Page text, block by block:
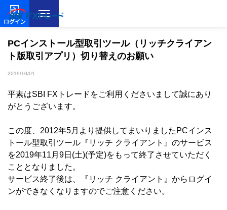
ログイン
PCインストール型取引ツール（リッチクライアン
ト版取引アプリ）切り替えのお願い
2019/10/01
平素はSBI FXトレードをご利用くださいまして誠にあり
がとうございます。
この度、2012年5月より提供してまいりましたPCインス
トール型取引ツール『リッチ クライアント』のサービス
を2019年11月9日(土)(予定)をもって終了させていただく
こととなりました。
サービス終了後は、『リッチ クライアント』からログイ
ンができなくなりますのでご注意ください。